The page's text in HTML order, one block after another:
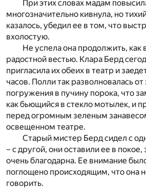
При этих словах мадам
многозначительно кивнула, но
казалось, убедил ее в том, что
вхолостую.
Не успела она продолжить, как
радостной вестью. Клара Берд
пригласила их обеих в театр и
часов. Полли так разволновалась от
погружения в пучину порока, что
как бьющийся в стекло мотылек, и
перед огромным зеленым
освещенном театре.
Старый мистер Берд сидел с
– с другой, они оставили ее в
очень благодарна. Ее внимание
поглощено происходящим, что она
говорить.